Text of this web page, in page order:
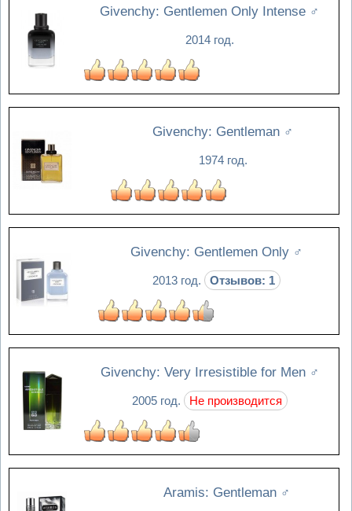
Givenchy: Gentlemen Only Intense ♂
2014 год.
Givenchy: Gentleman ♂
1974 год.
Givenchy: Gentlemen Only ♂
2013 год. Отзывов: 1
Givenchy: Very Irresistible for Men ♂
2005 год. Не производится
Aramis: Gentleman ♂